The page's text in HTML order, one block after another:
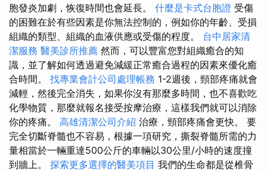
胞發炎加劇，恢復時間也會延長。 什麼是卡式台胞證 受傷
的困難在於有些因素是你無法控制的，例如你的年齡、受損
組織的類型、組織的血液供應或受傷的程度。 台中居家清
潔服務 醫美診所推薦 然而，可以豐富您對組織癒合的知
識，並了解如何透過避免減緩正常癒合過程的因素來優化癒
合時間。 找專業會計公司處理帳務 1-2週後，頸部疼痛就會
減輕，然後完全消失，如果你沒有那麼多時間，也不喜歡吃
化學物質，那麼就報名接受按摩治療，這樣我們就可以消除
你的疼痛。 高雄清潔公司介紹 治療，頸部疼痛會更快。 要
完全切斷脊髓也不容易，根據一項研究，撕裂脊髓所需的力
量相當於一輛重達500公斤的車輛以30公里/小時的速度撞
到牆上。 探索更多選擇的醫美項目 我們的生命都是從椎骨